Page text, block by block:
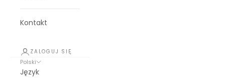
Kontakt
ZALOGUJ SIĘ
Polski
Język